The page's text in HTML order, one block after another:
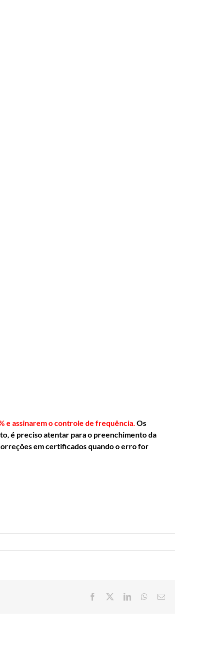
e assinarem o controle de frequência. Os
é preciso atentar para o preenchimento da
em certificados quando o erro for
Facebook LinkedInWhatsApp
E-